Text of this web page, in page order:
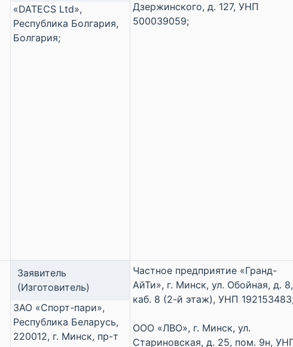
«DATECS Ltd»,
Республика Болгария,
Болгария;
Дзержинского, д. 127, УНП
500039059;
Заявитель
(Изготовитель)
ЗАО «Спорт-пари»,
Республика Беларусь,
220012, г. Минск, пр-т
Частное предприятие «Гранд-
АйТи», г. Минск, ул. Обойная, д. 8,
каб. 8 (2-й этаж), УНП
ООО «ЛВО», г. Минск, ул.
Стариновская, д. 25, пом. 9н,